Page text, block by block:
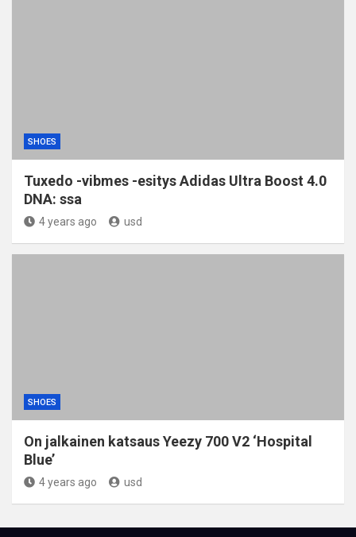
SHOES
Tuxedo -vibmes -esitys Adidas Ultra Boost 4.0
DNA: ssa
4 years ago usd
SHOES
On jalkainen katsaus Yeezy 700 V2 ‘Hospital
Blue’
4 years ago usd